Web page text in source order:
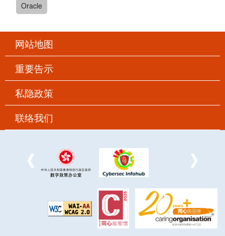
Oracle
网站地图
重要告示
私隐政策
联络我们